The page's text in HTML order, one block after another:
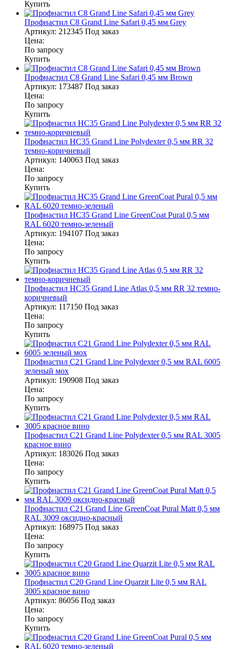
Купить
Профнастил С8 Grand Line Safari 0,45 мм Grey
Артикул: 212345 Под заказ
Цена:
По запросу
Купить
Профнастил С8 Grand Line Safari 0,45 мм Brown
Артикул: 173487 Под заказ
Цена:
По запросу
Купить
Профнастил НС35 Grand Line Polydexter 0,5 мм RR 32
темно-коричневый
Артикул: 140063 Под заказ
Цена:
По запросу
Купить
Профнастил НС35 Grand Line GreenCoat Pural 0,5 мм
RAL 6020 темно-зеленый
Артикул: 194107 Под заказ
Цена:
По запросу
Купить
Профнастил НС35 Grand Line Atlas 0,5 мм RR 32 темно-
коричневый
Артикул: 117150 Под заказ
Цена:
По запросу
Купить
Профнастил С21 Grand Line Polydexter 0,5 мм RAL 6005
зеленый мох
Артикул: 190908 Под заказ
Цена:
По запросу
Купить
Профнастил С21 Grand Line Polydexter 0,5 мм RAL 3005
красное вино
Артикул: 183026 Под заказ
Цена:
По запросу
Купить
Профнастил С21 Grand Line GreenCoat Pural Matt 0,5 мм
RAL 3009 оксидно-красный
Артикул: 168975 Под заказ
Цена:
По запросу
Купить
Профнастил С20 Grand Line Quarzit Lite 0,5 мм RAL
3005 красное вино
Артикул: 86056 Под заказ
Цена:
По запросу
Купить